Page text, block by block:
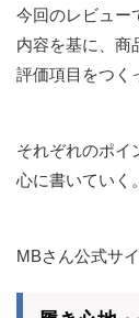
今回のレビュー
内容を基に、商
評価項目をつく
それぞれのポイ
心に書いていく。
MBさん公式サ